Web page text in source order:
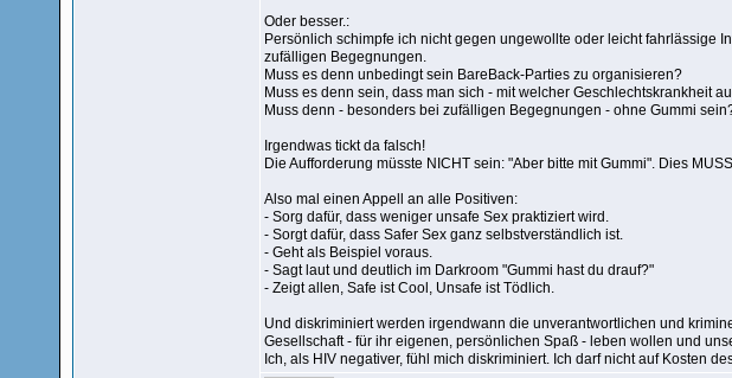
Oder besser.:
Persönlich schimpfe ich nicht gegen ungewollte oder leicht fahrlässige
zufälligen Begegnungen.
Muss es denn unbedingt sein BareBack-Parties zu organisieren?
Muss es denn sein, dass man sich - mit welcher Geschlechtskrankheit
Muss denn - besonders bei zufälligen Begegnungen - ohne Gummi
Irgendwas tickt da falsch!
Die Aufforderung müsste NICHT sein: "Aber bitte mit Gummi". Dies
Also mal einen Appell an alle Positiven:
- Sorg dafür, dass weniger unsafe Sex praktiziert wird.
- Sorgt dafür, dass Safer Sex ganz selbstverständlich ist.
- Geht als Beispiel voraus.
- Sagt laut und deutlich im Darkroom "Gummi hast du drauf?"
- Zeigt allen, Safe ist Cool, Unsafe ist Tödlich.
Und diskriminiert werden irgendwann die unverantwortlichen und
Gesellschaft - für ihr eigenen, persönlichen Spaß - leben wollen und
Ich, als HIV negativer, fühl mich diskriminiert. Ich darf nicht auf Kosten